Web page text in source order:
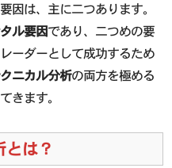
因は、主に二つあります。
ル要因であり、二つめの要
ーダーとして成功するため
ニカル分析の両方を極める
きます。
とは？